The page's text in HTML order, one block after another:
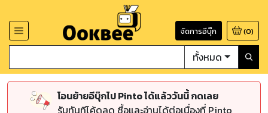
จัดการอีบุ๊ก (0)
ทั้งหมด
โอนย้ายอีบุ๊กไป Pinto ได้แล้ววันนี้ กดเลย
รับทันทีโค้ดลด ซื้อและอ่านได้ต่อเนื่องที่ Pinto